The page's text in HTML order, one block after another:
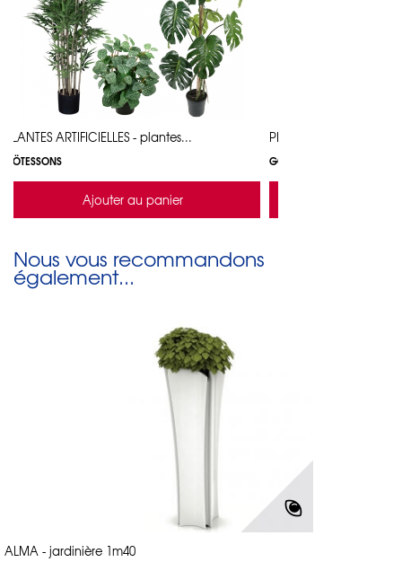
PLANTES ARTIFICIELLES - plantes...
GÖTESSONS
Ajouter au panier
PLANTES
GÖTESSONS
Nous vous recommandons
également...
ALMA - jardinière 1m40